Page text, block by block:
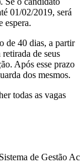
01/02/2019, será
espera.
de 40 dias, a partir
de seus
Após esse prazo
dos mesmos.
todas as vagas
de Gestão